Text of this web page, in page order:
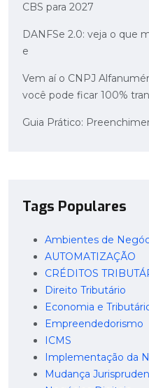
CBS para 2027
DANFSe 2.0: veja o que
e
Vem aí o CNPJ
você pode ficar 100%
Guia Prático:
Tags Populares
Ambientes de
AUTOMATIZAÇÃO
CRÉDITOS
Direito Tributário
Economia e
Empreendedorismo
ICMS
Implementação da
Mudança